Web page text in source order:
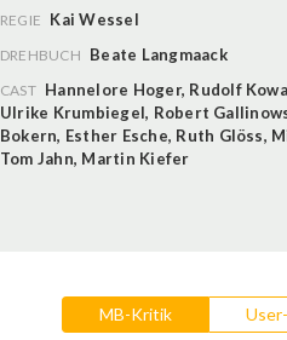
REGIE Kai Wessel
DREHBUCH Beate Langmaack
CAST Hannelore Hoger, Rudolf
Ulrike Krumbiegel, Robert
Bokern, Esther Esche, Ruth Glöss,
Tom Jahn, Martin Kiefer
MB-Kritik